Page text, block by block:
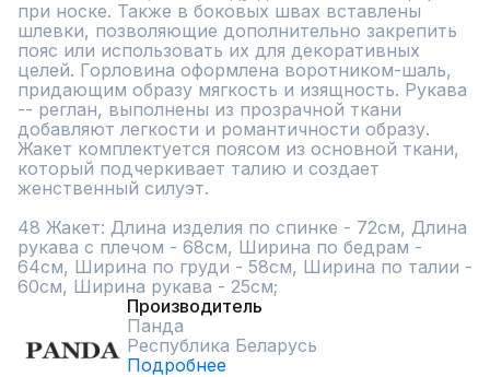
при носке. Также в боковых швах вставлены
шлевки, позволяющие дополнительно закрепить
пояс или использовать их для декоративных
целей. Горловина оформлена воротником-шаль,
придающим образу мягкость и изящность. Рукава
-- реглан, выполнены из прозрачной ткани
добавляют легкости и романтичности образу.
Жакет комплектуется поясом из основной ткани,
который подчеркивает талию и создает
женственный силуэт.
48 Жакет: Длина изделия по спинке - 72см, Длина
рукава с плечом - 68см, Ширина по бедрам -
64см, Ширина по груди - 58см, Ширина по талии -
60см, Ширина рукава - 25см;
Производитель
Панда
Республика Беларусь
Подробнее